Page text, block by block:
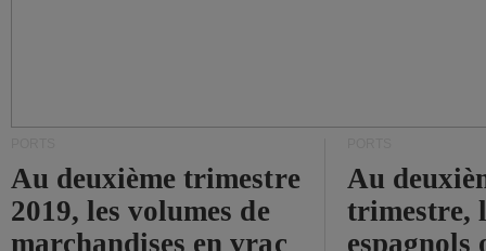
Au deuxième trimestre
2019, les volumes de
marchandises en vrac
Au
trimestre,